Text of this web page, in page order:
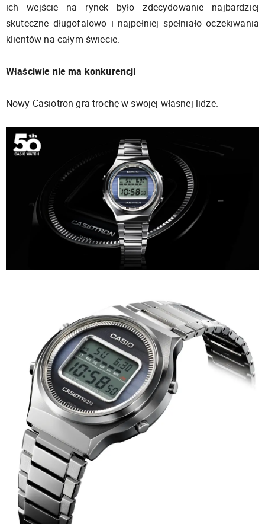
ich wejście na rynek było zdecydowanie najbardziej
skuteczne długofalowo i najpełniej spełniało oczekiwania
klientów na całym świecie.
Właściwie nie ma konkurencji
Nowy Casiotron gra trochę w swojej własnej lidze.